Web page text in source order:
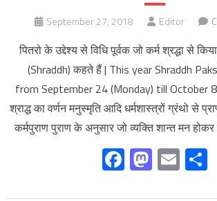
September 27, 2018 Editor
पितरो के उद्देश्य से विधि पूर्वक जो कर्म श्रद्धा से
(Shraddh) कहते हैं | This year Shraddh
from September 24 (Monday) till October
श्राद्ध का वर्णन मनुस्मृति आदि धर्मशास्त्रों ग्रंथो से
कर्मपुराण पुराण के अनुसार जो व्यक्ति शान्त मन होकर
Facebook
Email